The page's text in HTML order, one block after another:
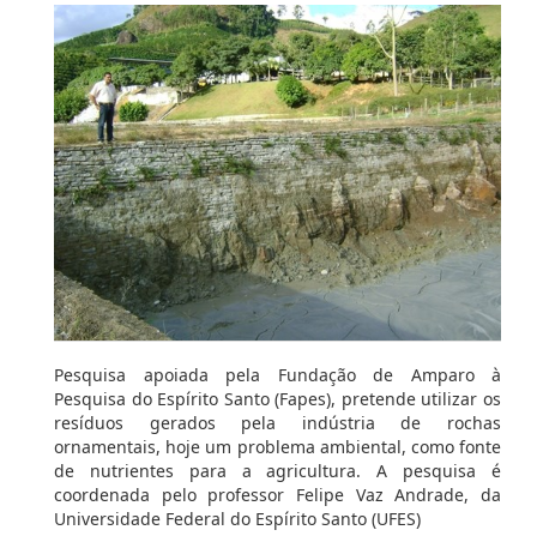
Pesquisa apoiada pela Fundação de Amparo à
Pesquisa do Espírito Santo (Fapes), pretende utilizar os
resíduos gerados pela indústria de rochas
ornamentais, hoje um problema ambiental, como fonte
de nutrientes para a agricultura. A pesquisa é
coordenada pelo professor Felipe Vaz Andrade, da
Universidade Federal do Espírito Santo (UFES)